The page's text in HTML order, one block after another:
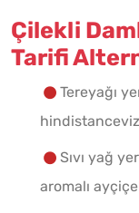
Çilekli
Tarifi
Tereyağı
Sıvı yağ
aromalı